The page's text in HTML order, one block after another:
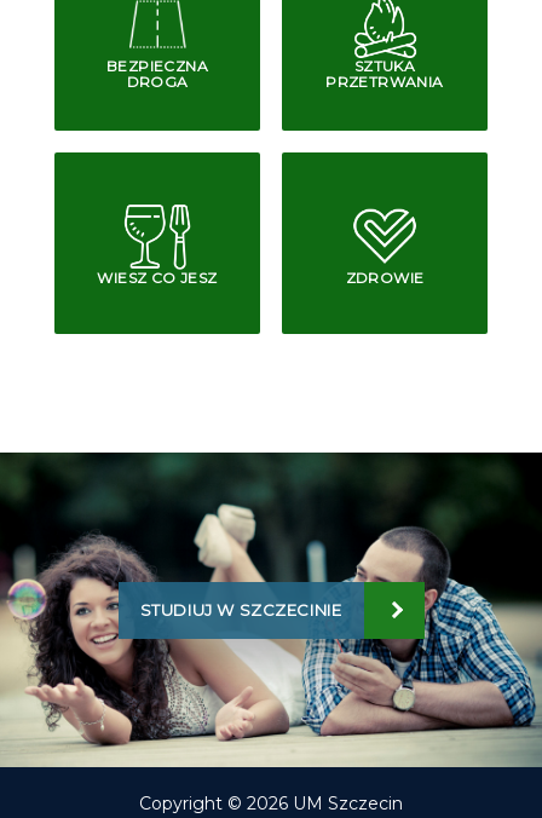
BEZPIECZNA
DROGA
SZTUKA
PRZETRWANIA
WIESZ CO JESZ ZDROWIE
STUDIUJ W SZCZECINIE
Copyright © 2026 UM Szczecin